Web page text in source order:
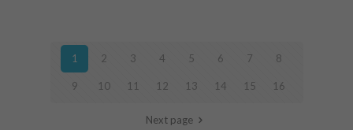
1 2 3 4 5 6 7 8
9 10 11 12 13 14 15 16
Next page